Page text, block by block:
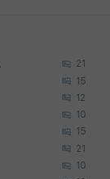
일까요? 21
15
12
10
15
21
10